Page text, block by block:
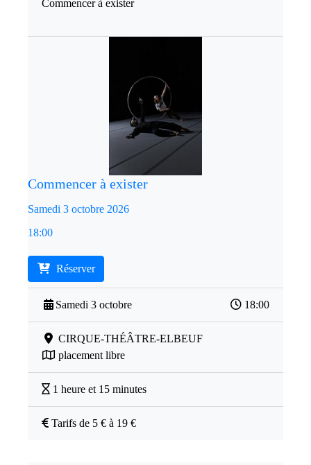
Commencer à exister
Commencer à exister
Samedi 3 octobre 2026
18:00
Réserver
Samedi 3 octobre 18:00
CIRQUE-THÉÂTRE-ELBEUF
placement libre
1 heure et 15 minutes
Tarifs de 5 € à 19 €